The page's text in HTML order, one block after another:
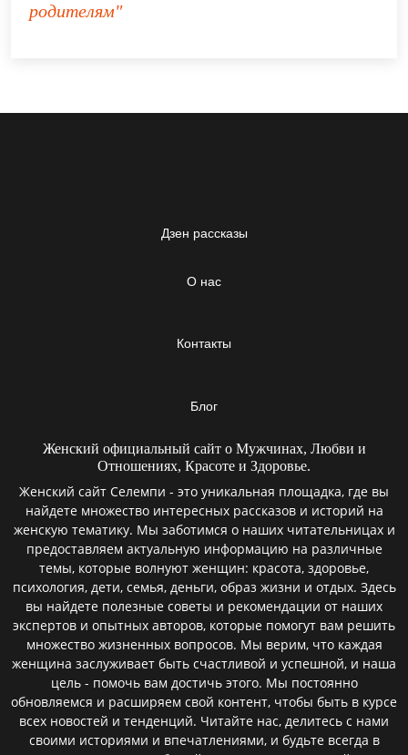
родителям"
Дзен рассказы
О нас
Контакты
Блог
Женский официальный сайт о Мужчинах, Любви и
Отношениях, Красоте и Здоровье.
Женский сайт Селемпи - это уникальная площадка, где вы
найдете множество интересных рассказов и историй на
женскую тематику. Мы заботимся о наших читательницах и
предоставляем актуальную информацию на различные
темы, которые волнуют женщин: красота, здоровье,
психология, дети, семья, деньги, образ жизни и отдых. Здесь
вы найдете полезные советы и рекомендации от наших
экспертов и опытных авторов, которые помогут вам решить
множество жизненных вопросов. Мы верим, что каждая
женщина заслуживает быть счастливой и успешной, и наша
цель - помочь вам достичь этого. Мы постоянно
обновляемся и расширяем свой контент, чтобы быть в курсе
всех новостей и тенденций. Читайте нас, делитесь с нами
своими историями и впечатлениями, и будьте всегда в